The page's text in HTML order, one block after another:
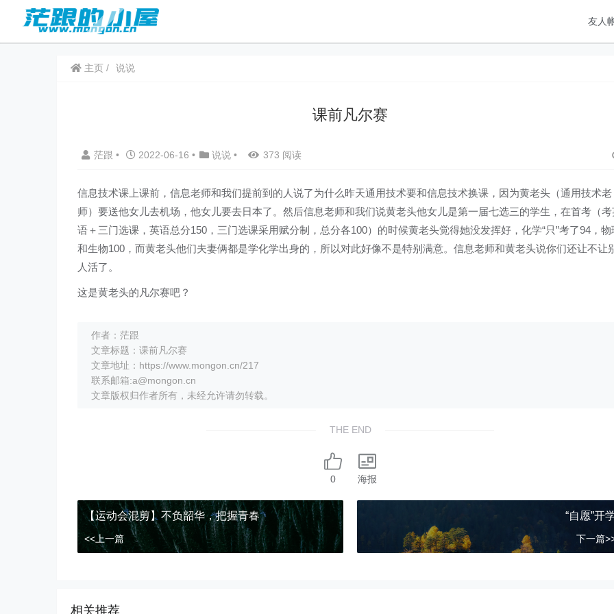
友人
主页 说说
课前凡尔赛
茫跟 • 2022-06-16 • 说说 • 373 阅读
信息技术课上课前，信息老师和我们提前到的人说了为什么昨天通用技术要和信息技术换课，因为黄老头（通用技术老
师）要送他女儿去机场，他女儿要去日本了。然后信息老师和我们说黄老头他女儿是第一届七选三的学生，在首考（考
语＋三门选课，英语总分150，三门选课采用赋分制，总分各100）的时候黄老头觉得她没发挥好，化学“只”考了94，物
和生物100，而黄老头他们夫妻俩都是学化学出身的，所以对此好像不是特别满意。信息老师和黄老头说你们还让不让
人活了。
这是黄老头的凡尔赛吧？
作者：茫跟
文章标题：课前凡尔赛
文章地址：https://www.mongon.cn/217
联系邮箱:a@mongon.cn
文章版权归作者所有，未经允许请勿转载。
THE END
0 海报
【运动会混剪】不负韶华，把握青春
<<上一篇
“自愿”开
下一篇
相关推荐